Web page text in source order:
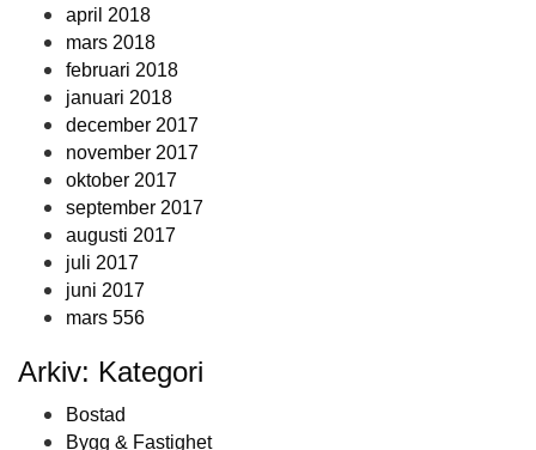
april 2018
mars 2018
februari 2018
januari 2018
december 2017
november 2017
oktober 2017
september 2017
augusti 2017
juli 2017
juni 2017
mars 556
Arkiv: Kategori
Bostad
Bygg & Fastighet